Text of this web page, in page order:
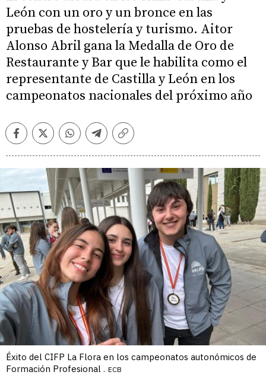
León con un oro y un bronce en las
pruebas de hostelería y turismo. Aitor
Alonso Abril gana la Medalla de Oro de
Restaurante y Bar que le habilita como el
representante de Castilla y León en los
campeonatos nacionales del próximo año
FacebookTwitterWhatsappTelegramCopiar
Éxito del CIFP La Flora en los campeonatos autonómicos de
Formación Profesional . ECB